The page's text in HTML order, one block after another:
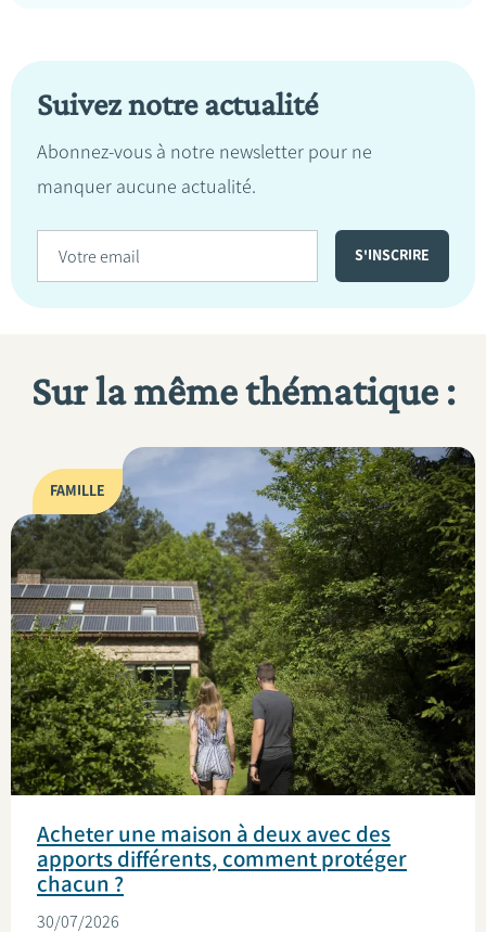
Suivez notre actualité
Abonnez-vous à notre newsletter pour ne
manquer aucune actualité.
Sur la même thématique :
FAMILLE
Acheter une maison à deux avec des
apports différents, comment protéger
chacun ?
30/07/2026